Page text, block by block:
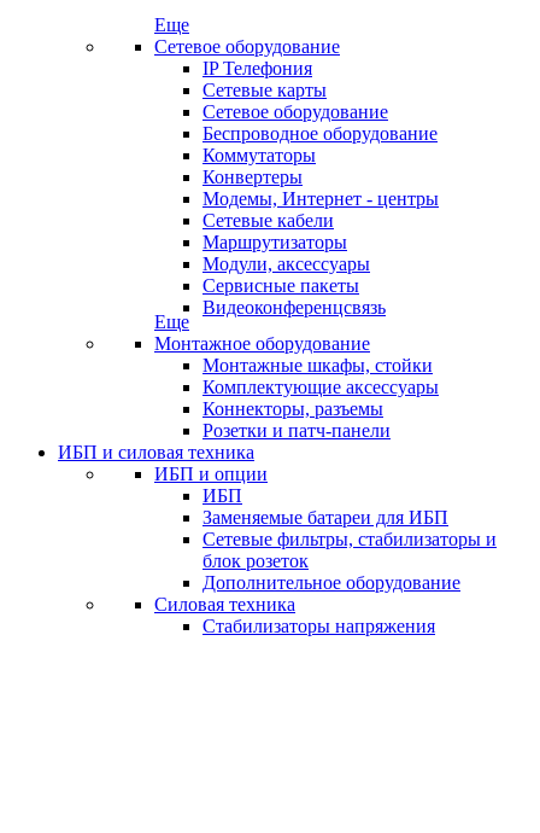
Еще
Сетевое оборудование
IP Телефония
Сетевые карты
Сетевое оборудование
Беспроводное оборудование
Коммутаторы
Конвертеры
Модемы, Интернет - центры
Сетевые кабели
Маршрутизаторы
Модули, аксессуары
Сервисные пакеты
Видеоконференцсвязь
Еще
Монтажное оборудование
Монтажные шкафы, стойки
Комплектующие аксессуары
Коннекторы, разъемы
Розетки и патч-панели
ИБП и силовая техника
ИБП и опции
ИБП
Заменяемые батареи для ИБП
Сетевые фильтры, стабилизаторы и
блок розеток
Дополнительное оборудование
Силовая техника
Стабилизаторы напряжения